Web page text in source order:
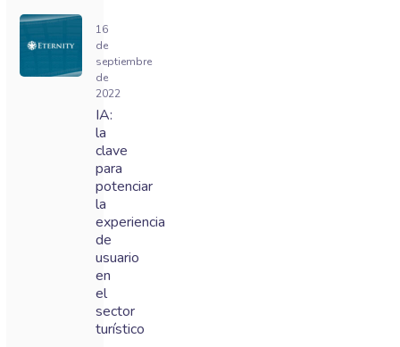
16
de
septiembre
de
2022
IA:
la
clave
para
potenciar
la
experiencia
de
usuario
en
el
sector
turístico